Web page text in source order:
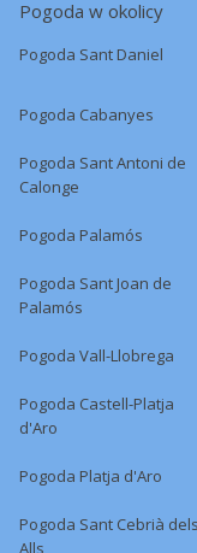
Pogoda w okolicy
Pogoda Sant Daniel
Pogoda Cabanyes
Pogoda Sant Antoni de
Calonge
Pogoda Palamós
Pogoda Sant Joan de
Palamós
Pogoda Vall-Llobrega
Pogoda Castell-Platja
d'Aro
Pogoda Platja d'Aro
Pogoda Sant Cebrià dels
Alls